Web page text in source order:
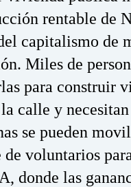
rentable de
capitalismo de
Miles de
para construir
calle y
se pueden
de voluntarios
donde las